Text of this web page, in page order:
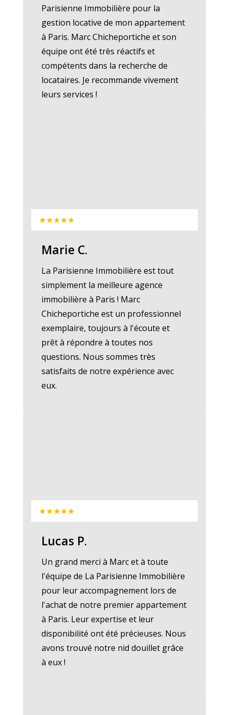
Parisienne Immobilière pour la
gestion locative de mon appartement
à Paris. Marc Chicheportiche et son
équipe ont été très réactifs et
compétents dans la recherche de
locataires. Je recommande vivement
leurs services !
★★★★★
Marie C.
La Parisienne Immobilière est tout
simplement la meilleure agence
immobilière à Paris ! Marc
Chicheportiche est un professionnel
exemplaire, toujours à l'écoute et
prêt à répondre à toutes nos
questions. Nous sommes très
satisfaits de notre expérience avec
eux.
★★★★★
Lucas P.
Un grand merci à Marc et à toute
l'équipe de La Parisienne Immobilière
pour leur accompagnement lors de
l'achat de notre premier appartement
à Paris. Leur expertise et leur
disponibilité ont été précieuses. Nous
avons trouvé notre nid douillet grâce
à eux !